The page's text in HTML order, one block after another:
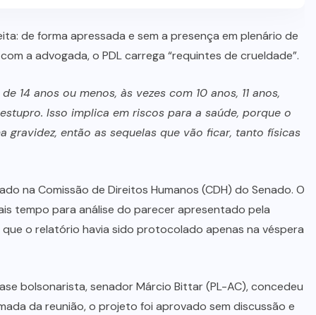
de forma apressada e sem a presença em plenário de
a advogada, o PDL carrega “requintes de crueldade”.
14 anos ou menos, às vezes com 10 anos, 11 anos,
Isso implica em riscos para a saúde, porque o
então as sequelas que vão ficar, tanto físicas
na Comissão de Direitos Humanos (CDH) do Senado. O
tempo para análise do parecer apresentado pela
o relatório havia sido protocolado apenas na véspera
bolsonarista, senador Márcio Bittar (PL-AC), concedeu
da reunião, o projeto foi aprovado sem discussão e